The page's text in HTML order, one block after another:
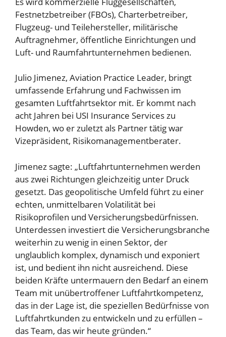
Festnetzbetreiber (FBOs), Charterbetreiber,
Flugzeug- und Teilehersteller, militärische
Auftragnehmer, öffentliche Einrichtungen und
Luft- und Raumfahrtunternehmen bedienen.
Julio Jimenez, Aviation Practice Leader, bringt
umfassende Erfahrung und Fachwissen im
gesamten Luftfahrtsektor mit. Er kommt nach
acht Jahren bei USI Insurance Services zu
Howden, wo er zuletzt als Partner tätig war
Vizepräsident, Risikomanagementberater.
Jimenez sagte: „Luftfahrtunternehmen werden
aus zwei Richtungen gleichzeitig unter Druck
gesetzt. Das geopolitische Umfeld führt zu einer
echten, unmittelbaren Volatilität bei
Risikoprofilen und Versicherungsbedürfnissen.
Unterdessen investiert die Versicherungsbranche
weiterhin zu wenig in einen Sektor, der
unglaublich komplex, dynamisch und exponiert
ist, und bedient ihn nicht ausreichend. Diese
beiden Kräfte untermauern den Bedarf an einem
Team mit unübertroffener Luftfahrtkompetenz,
das in der Lage ist, die speziellen Bedürfnisse von
Luftfahrtkunden zu entwickeln und zu erfüllen –
das Team, das wir heute gründen.“